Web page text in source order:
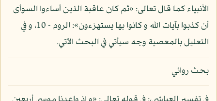
الأنبياء كما قال تعالى: «ثم كان عاقبة الذين أساءوا السوأى
أن كذبوا بآيات الله و كانوا بها يستهزءون»: الروم - 10، و في
التعليل بالمعصية وجه سيأتي في البحث الآتي.
بحث روائي